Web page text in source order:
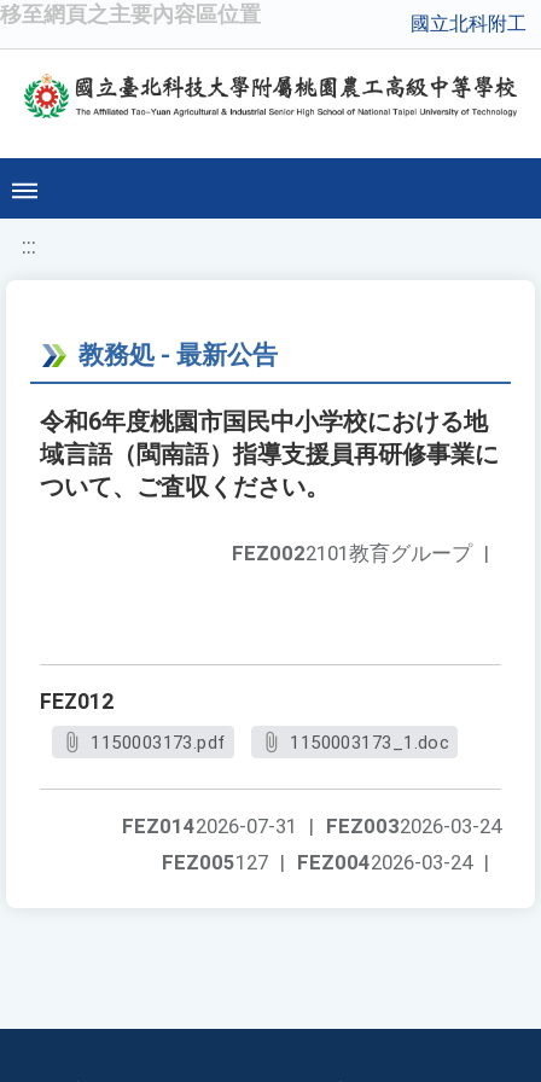
移至網頁之主要內容區位置 國立北科附工
:::
教務処 - 最新公告
令和6年度桃園市国民中小学校における地
域言語（閩南語）指導支援員再研修事業に
ついて、ご査収ください。
FEZ0022101教育グループ |
FEZ012
1150003173.pdf 1150003173_1.doc
FEZ0032026-03-24
FEZ0142026-07-31
|
FEZ0042026-03-24 |
FEZ005127 |